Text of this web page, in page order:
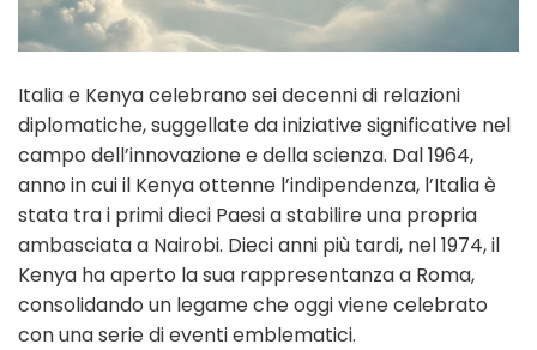
Italia e Kenya celebrano sei decenni di relazioni
diplomatiche, suggellate da iniziative significative nel
campo dell’innovazione e della scienza. Dal 1964,
anno in cui il Kenya ottenne l’indipendenza, l’Italia è
stata tra i primi dieci Paesi a stabilire una propria
ambasciata a Nairobi. Dieci anni più tardi, nel 1974, il
Kenya ha aperto la sua rappresentanza a Roma,
consolidando un legame che oggi viene celebrato
con una serie di eventi emblematici.